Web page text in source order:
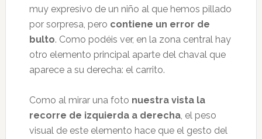
muy expresivo de un niño al que hemos pillado
por sorpresa, pero contiene un error de
bulto. Como podéis ver, en la zona central hay
otro elemento principal aparte del chaval que
aparece a su derecha: el carrito.
Como al mirar una foto nuestra vista la
recorre de izquierda a derecha, el peso
visual de este elemento hace que el gesto del